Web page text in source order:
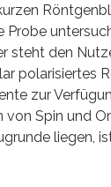
Probe
steht den
polarisiertes
zur
von Spin und
liegen,